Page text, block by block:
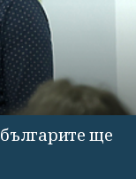
ще